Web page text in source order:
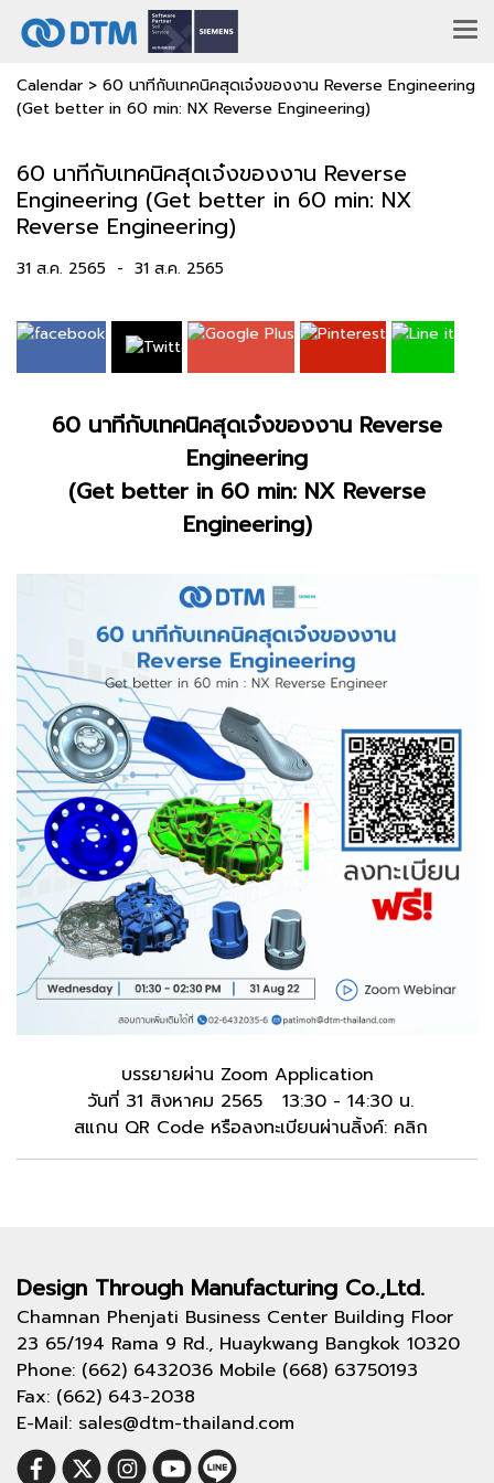
Calendar > 60 นาทีกับเทคนิคสุดเจ๋งของงาน Reverse Engineering
(Get better in 60 min: NX Reverse Engineering)
60 นาทีกับเทคนิคสุดเจ๋งของงาน Reverse
Engineering (Get better in 60 min: NX
Reverse Engineering)
31 ส.ค. 2565 - 31 ส.ค. 2565
60 นาทีกับเทคนิคสุดเจ๋งของงาน Reverse
Engineering
(Get better in 60 min: NX Reverse
Engineering)
บรรยายผ่าน Zoom Application
วันที่ 31 สิงหาคม 2565 13:30 - 14:30 น.
สแกน QR Code หรือลงทะเบียนผ่านลิ้งค์: คลิก
Design Through Manufacturing Co.,Ltd.
Chamnan Phenjati Business Center Building Floor
23 65/194 Rama 9 Rd., Huaykwang Bangkok 10320
Phone: (662) 6432036 Mobile (668) 63750193
Fax: (662) 643-2038
E-Mail: sales@dtm-thailand.com